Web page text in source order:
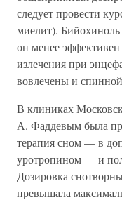
следует провести
миелит).
он менее
излечения при
вовлечены и
В клиниках
А. Фаддевым была
терапия сном — в
уротропином — и
Дозировка
превышала